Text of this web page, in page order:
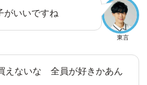
東言
がいいですね
えないな 全員が好きかあん